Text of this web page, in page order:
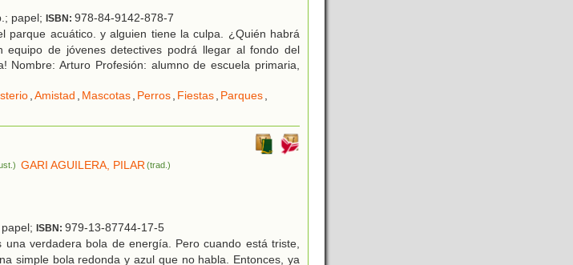
papel; ISBN: 978-84-9142-878-7
parque acuático. y alguien tiene la culpa. ¿Quién habrá
equipo de jóvenes detectives podrá llegar al fondo del
Nombre: Arturo Profesión: alumno de escuela primaria,
,Amistad , Mascotas, Perros, Fiestas, Parques,
GARI AGUILERA, PILAR (trad.)
ISBN: 979-13-87744-17-5
una verdadera bola de energía. Pero cuando está triste,
simple bola redonda y azul que no habla. Entonces, ya